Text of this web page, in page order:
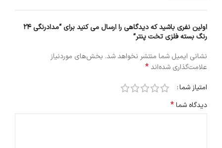
اولین نفری باشید که دیدگاهی را ارسال می کنید برای “مدادرنگی 24
رنگ بسته فلزی تخت پنتر”
نشانی ایمیل شما منتشر نخواهد شد. بخش‌های موردنیاز
علامت‌گذاری شده‌اند*
امتیاز شما
دیدگاه شما*